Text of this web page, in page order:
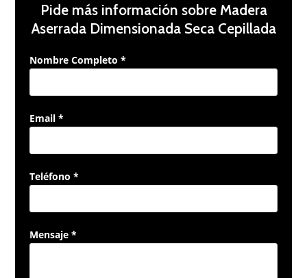
Pide más información sobre Madera
Aserrada Dimensionada Seca Cepillada
Nombre Completo *
Email *
Teléfono *
Mensaje *